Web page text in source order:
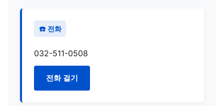
☎️ 전화
032-511-0508
전화 걸기